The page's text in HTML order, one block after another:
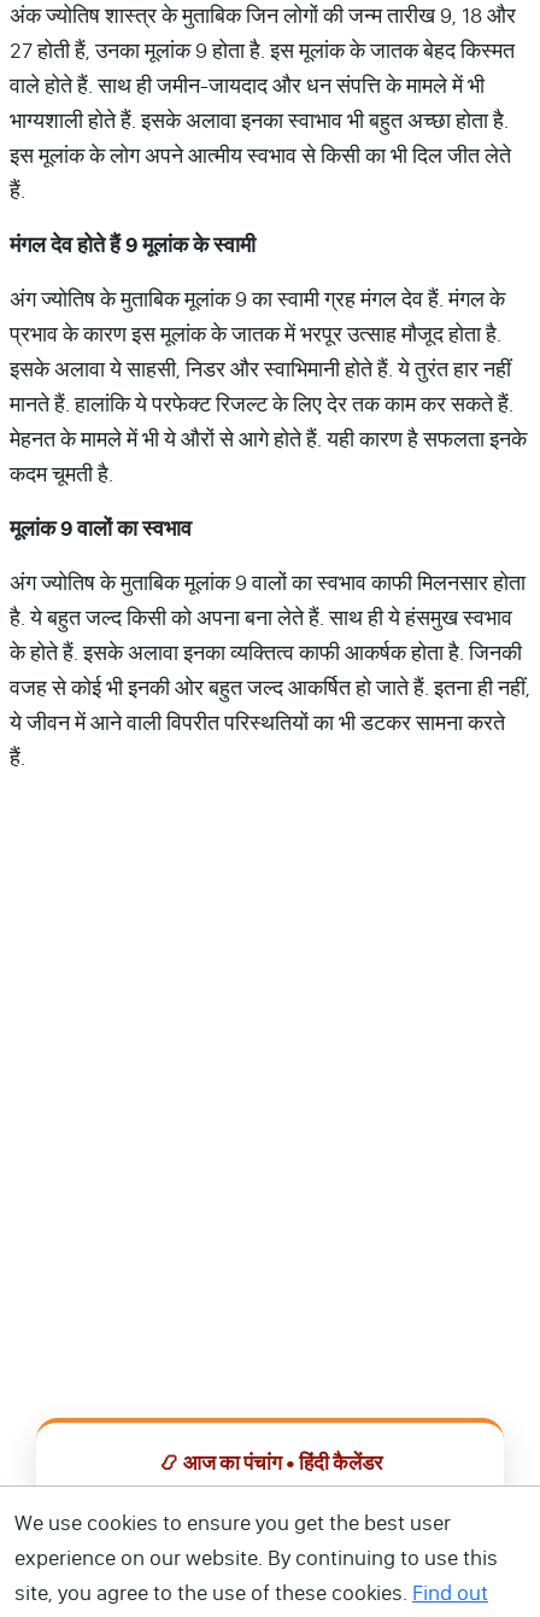
अंक ज्योतिष शास्त्र के मुताबिक जिन लोगों की जन्म तारीख 9, 18 और
27 होती हैं, उनका मूलांक 9 होता है. इस मूलांक के जातक बेहद किस्मत
वाले होते हैं. साथ ही जमीन-जायदाद और धन संपत्ति के मामले में भी
भाग्यशाली होते हैं. इसके अलावा इनका स्वाभाव भी बहुत अच्छा होता है.
इस मूलांक के लोग अपने आत्मीय स्वभाव से किसी का भी दिल जीत लेते
हैं.
मंगलदेवहोतेहैं9मूलांककेस्वामी
अंग ज्योतिष के मुताबिक मूलांक 9 का स्वामी ग्रह मंगल देव हैं. मंगल के
प्रभाव के कारण इस मूलांक के जातक में भरपूर उत्साह मौजूद होता है.
इसके अलावा ये साहसी, निडर और स्वाभिमानी होते हैं. ये तुरंत हार नहीं
मानते हैं. हालांकि ये परफेक्ट रिजल्ट के लिए देर तक काम कर सकते हैं.
मेहनत के मामले में भी ये औरों से आगे होते हैं. यही कारण है सफलता इनके
कदम चूमती है.
मूलांक9वालोंकास्वभाव
अंग ज्योतिष के मुताबिक मूलांक 9 वालों का स्वभाव काफी मिलनसार होता
है. ये बहुत जल्द किसी को अपना बना लेते हैं. साथ ही ये हंसमुख स्वभाव
के होते हैं. इसके अलावा इनका व्यक्तित्व काफी आकर्षक होता है. जिनकी
वजह से कोई भी इनकी ओर बहुत जल्द आकर्षित हो जाते हैं. इतना ही नहीं,
ये जीवन में आने वाली विपरीत परिस्थतियों का भी डटकर सामना करते
हैं.
📿 आज का पंचांग • हिंदी कैलेंडर
📅 हिंदी कैलेंडर ऐप डाउनलोड करें
We use cookies to ensure you get the best user
experience on our website. By continuing to use this
site, you agree to the use of these cookies. Find out